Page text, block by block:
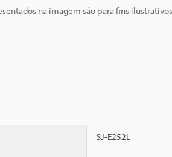
na imagem são para fins
SJ-E252L